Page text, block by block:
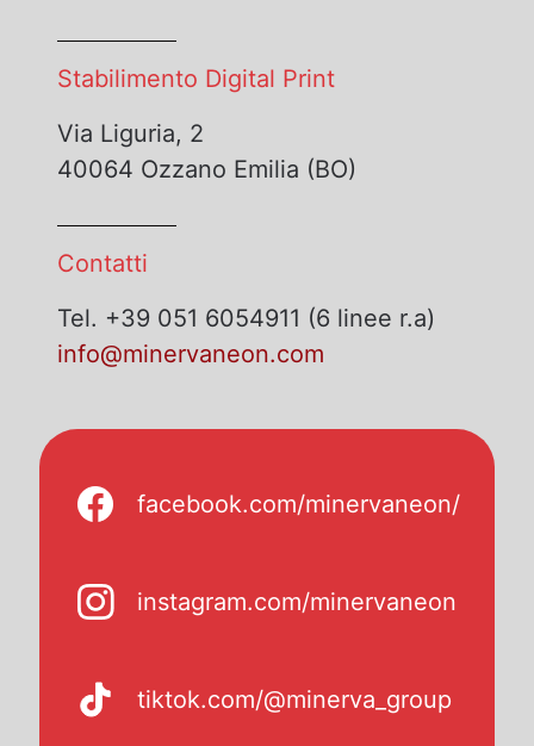
Stabilimento Digital Print
Via Liguria, 2
40064 Ozzano Emilia (BO)
Contatti
Tel. +39 051 6054911 (6 linee r.a)
info@minervaneon.com
facebook.com/minervaneon/
instagram.com/minervaneon
tiktok.com/@minerva_group